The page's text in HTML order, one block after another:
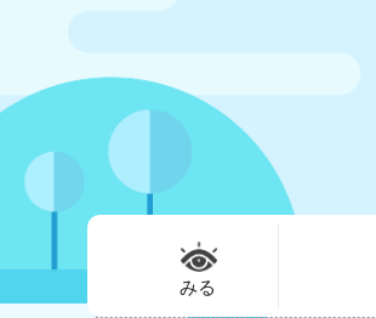
みる